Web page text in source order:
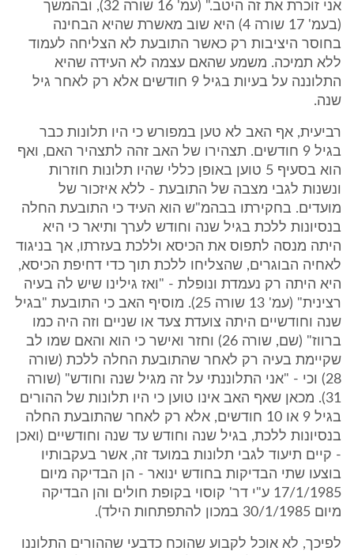
אני זוכרת את זה היטב." (עמ' 16 שורה 32), ובהמשך
(בעמ' 17 שורה 4) היא שוב מאשרת שהיא הבחינה
בחוסר היציבות רק כאשר התובעת לא הצליחה לעמוד
ללא תמיכה. משמע שהאם עצמה לא העידה שהיא
התלוננה על בעיות בגיל 9 חודשים אלא רק לאחר גיל
שנה.
רביעית, אף האב לא טען במפורש כי היו תלונות כבר
בגיל 9 חודשים. תצהירו של האב זהה לתצהיר האם, ואף
הוא בסעיף 5 טוען באופן כללי שהיו תלונות חוזרות
ונשנות לגבי מצבה של התובעת - ללא איזכור של
מועדים. בחקירתו בבהמ"ש הוא העיד כי התובעת החלה
בנסיונות ללכת בגיל שנה וחודש לערך ותיאר כי היא
היתה מנסה לתפוס את הכיסא וללכת בעזרתו, אך בניגוד
לאחיה הבוגרים, שהצליחו ללכת תוך כדי דחיפת הכיסא,
היא היתה רק נעמדת ונופלת - "ואז גילינו שיש לה בעיה
רצינית" (עמ' 13 שורה 25). מוסיף האב כי התובעת "בגיל
שנה וחודשיים היתה צועדת צעד או שניים וזה היה כמו
ברווז" (שם, שורה 26) וחזר ואישר כי הוא והאם שמו לב
שקיימת בעיה רק לאחר שהתובעת החלה ללכת (שורה
28) וכי - "אני התלוננתי על זה מגיל שנה וחודש" (שורה
31). מכאן שאף האב אינו טוען כי היו תלונות של ההורים
בגיל 9 או 10 חודשים, אלא רק לאחר שהתובעת החלה
בנסיונות ללכת, בגיל שנה וחודש עד שנה וחודשיים (ואכן
- קיים תיעוד לגבי תלונות במועד זה, אשר בעקבותיו
בוצעו שתי הבדיקות בחודש ינואר - הן הבדיקה מיום
17/1/1985 ע"י דר' קוסוי בקופת חולים והן הבדיקה
מיום 30/1/1985 במכון להתפתחות הילד).
לפיכך, לא אוכל לקבוע שהוכח כדבעי שההורים התלוננו